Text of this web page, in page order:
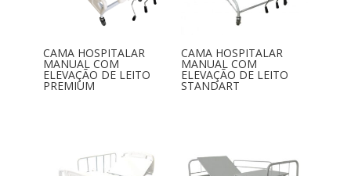
CAMA HOSPITALAR
MANUAL COM
ELEVAÇÃO DE LEITO
PREMIUM
CAMA HOSPITALAR
MANUAL COM
ELEVAÇÃO DE LEITO
STANDART